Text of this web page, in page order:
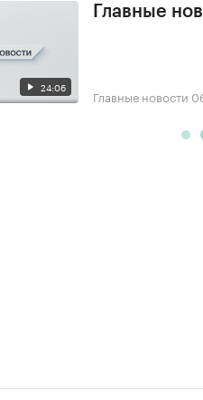
24:06
Главные
Главные новости